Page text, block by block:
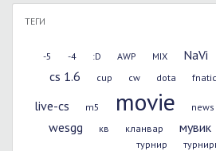
ТЕГИ
-5 -4 :D AWP MIX NaVi
cs 1.6 cup cw dota fnatic
live-cs m5 movie news
wesgg кв кланвар мувик
турнир